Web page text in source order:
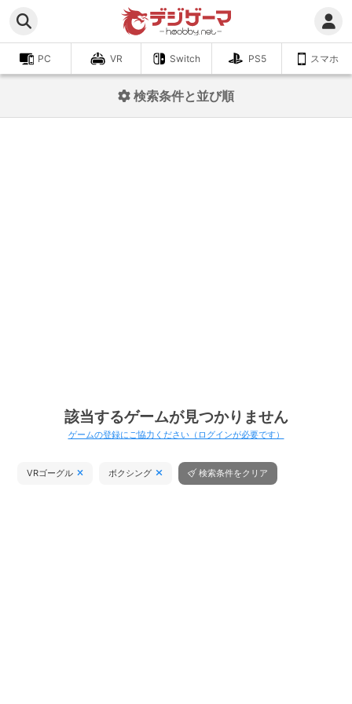
PC VR Switch PS5 スマホ
該当するゲームが見つかりません
ゲームの登録にご協力ください（ログインが必要です）
VRゴーグル ボクシング 検索条件をクリア
検索条件と並び順